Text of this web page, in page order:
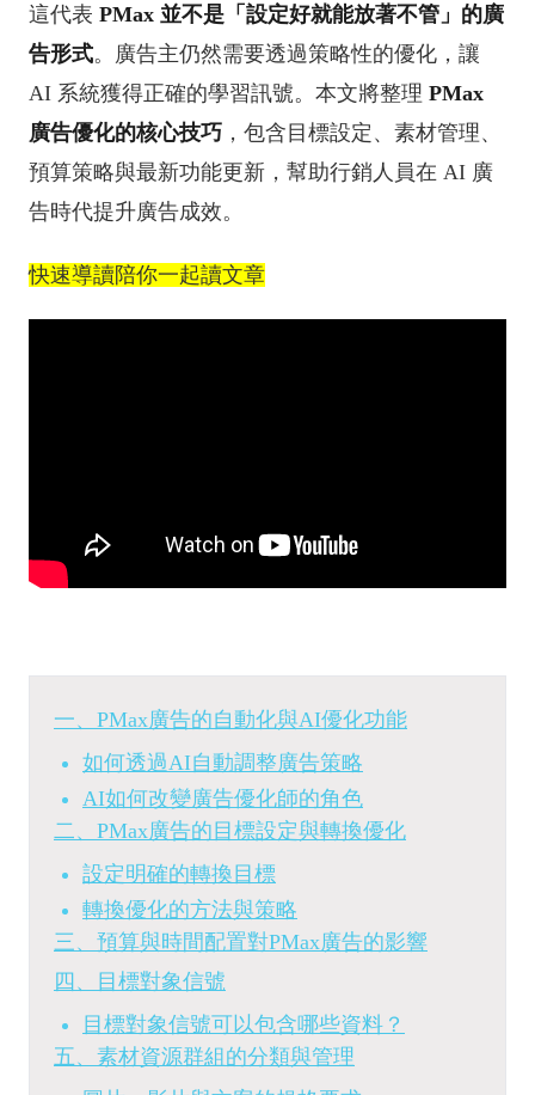
這代表 PMax 並不是「設定好就能放著不管」的廣
告形式。廣告主仍然需要透過策略性的優化，讓
AI 系統獲得正確的學習訊號。本文將整理 PMax
廣告優化的核心技巧 ，包含目標設定、素材管理、
預算策略與最新功能更新，幫助行銷人員在 AI 廣
告時代提升廣告成效。
快速導讀陪你一起讀文章
一、PMax廣告的自動化與AI優化功能
如何透過AI自動調整廣告策略
AI如何改變廣告優化師的角色
二、PMax廣告的目標設定與轉換優化
設定明確的轉換目標
轉換優化的方法與策略
三、預算與時間配置對PMax廣告的影響
四、目標對象信號
目標對象信號可以包含哪些資料？
五、素材資源群組的分類與管理